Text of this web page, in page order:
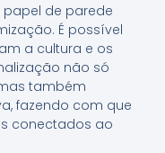
de parede
É possível
a cultura e os
não só
também
fazendo com que
conectados ao